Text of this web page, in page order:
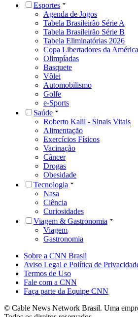
Esportes
Agenda de Jogos
Tabela Brasileirão Série A
Tabela Brasileirão Série B
Tabela Eliminatórias 2026
Copa Libertadores da América
Olimpíadas
Basquete
Vôlei
Automobilismo
Golfe
e-Sports
Saúde
Roberto Kalil - Sinais Vitais
Alimentação
Exercícios Físicos
Vacinação
Câncer
Drogas
Obesidade
Tecnologia
Nasa
Ciência
Curiosidades
Viagem & Gastronomia
Viagem
Gastronomia
Sobre a CNN Brasil
Aviso Legal e Política de
Termos de Uso
Fale com a CNN
Faça parte da Equipe CNN
© Cable News Network Brasil. Uma